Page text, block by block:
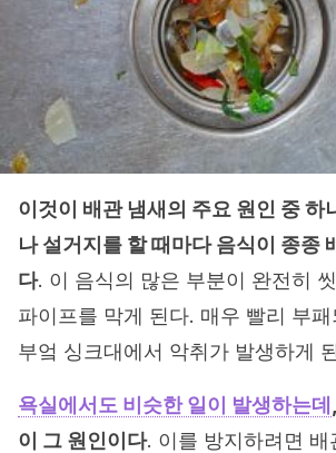
이것이 배관 냄새의 주요 원인 중 하
나 설거지를 할 때마다 음식이 종종
다. 이 음식의 많은 부분이 완전히
파이프를 막게 된다. 매우 빨리 부
부엌 싱크대에서 악취가 발생하게
욕실에서도 비슷한 일이 발생하는데
이 그 원인이다. 이를 방지하려면